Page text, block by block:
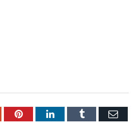
PinterestLinkedInTumblr Email